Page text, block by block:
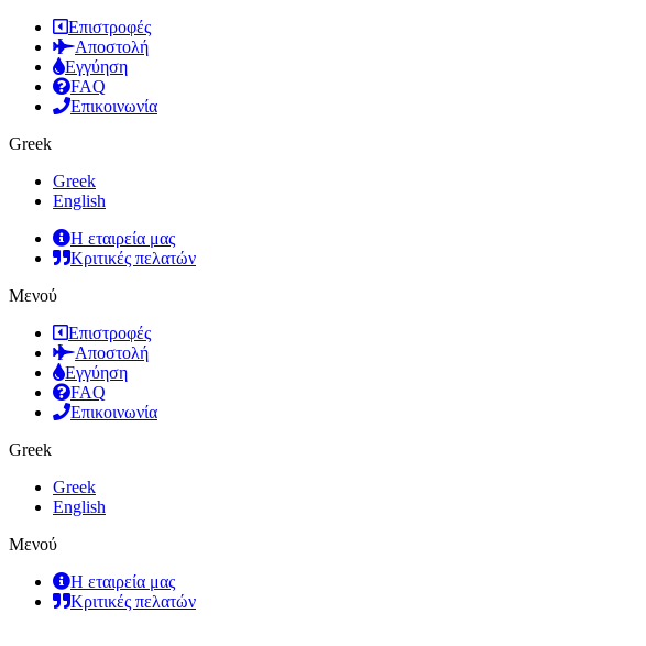
Επιστροφές
Αποστολή
Εγγύηση
FAQ
Επικοινωνία
Greek
Greek
English
Η εταιρεία μας
Κριτικές πελατών
Μενού
Επιστροφές
Αποστολή
Εγγύηση
FAQ
Επικοινωνία
Greek
Greek
English
Μενού
Η εταιρεία μας
Κριτικές πελατών